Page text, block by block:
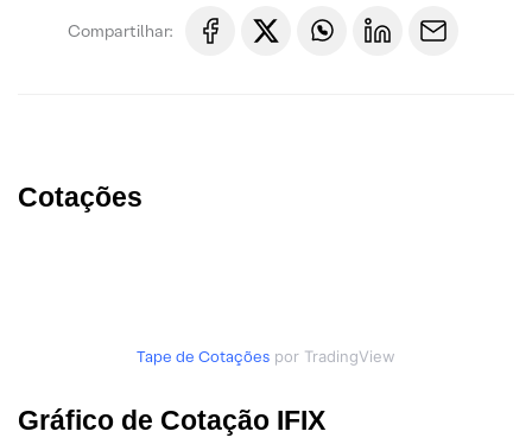
Compartilhar:
Cotações
Tape de Cotações por TradingView
Gráfico de Cotação IFIX